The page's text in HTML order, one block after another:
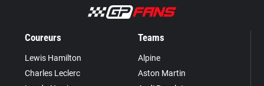
Coureurs
Lewis Hamilton
Charles Leclerc
Teams
Alpine
Aston Martin